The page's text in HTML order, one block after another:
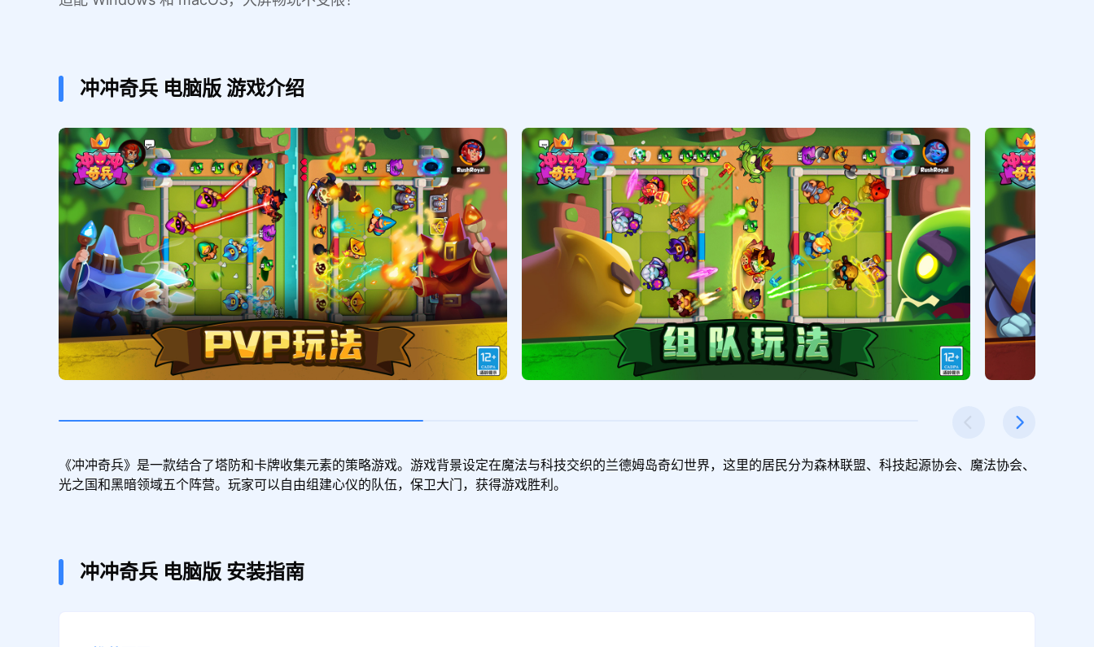
冲冲奇兵 电脑版 游戏介绍
《冲冲奇兵》是一款结合了塔防和卡牌收集元素的策略游戏。游戏背景设定在魔法与科技交织的兰德姆岛奇幻世界，这里的居民分为森林联盟、科技起源协会、魔法协会、
光之国和黑暗领域五个阵营。玩家可以自由组建心仪的队伍，保卫大门，获得游戏胜利。
冲冲奇兵 电脑版 安装指南